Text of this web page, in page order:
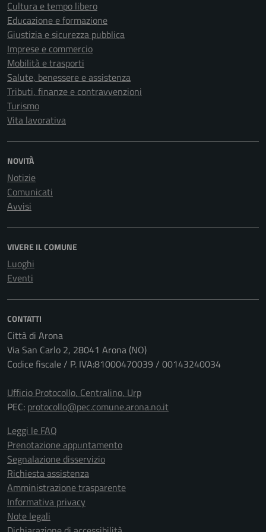
Cultura e tempo libero
Educazione e formazione
Giustizia e sicurezza pubblica
Imprese e commercio
Mobilità e trasporti
Salute, benessere e assistenza
Tributi, finanze e contravvenzioni
Turismo
Vita lavorativa
NOVITÀ
Notizie
Comunicati
Avvisi
VIVERE IL COMUNE
Luoghi
Eventi
CONTATTI
Città di Arona
Via San Carlo 2, 28041 Arona (NO)
Codice fiscale / P. IVA:81000470039 / 00143240034
Ufficio Protocollo, Centralino, Urp
PEC: protocollo@pec.comune.arona.no.it
Leggi le FAQ
Prenotazione appuntamento
Segnalazione disservizio
Richiesta assistenza
Amministrazione trasparente
Informativa privacy
Note legali